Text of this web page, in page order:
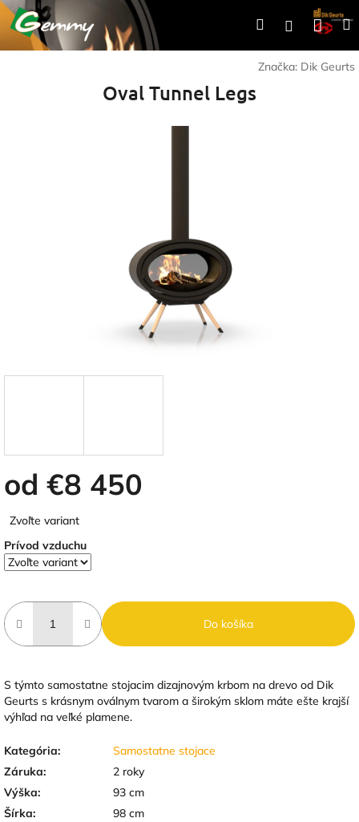
Prejsť
na
obsah
Hľadať
Značka: Dik Geurts
Oval Tunnel Legs
od €8 450
cena:
Zvoľte variant
Prívod vzduchu
Do košíka
S týmto samostatne stojacim dizajnovým krbom na drevo od Dik
Geurts s krásnym oválnym tvarom a širokým sklom máte ešte krajší
výhľad na veľké plamene.
Kategória:
Samostatne stojace
Záruka:
2 roky
Výška:
93 cm
Šírka:
98 cm